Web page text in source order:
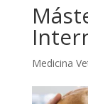
Medicina